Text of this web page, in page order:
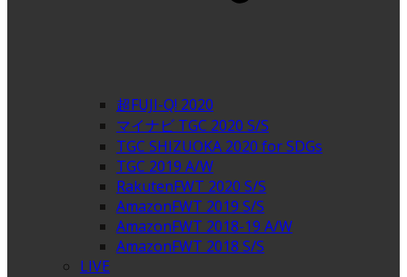
超FUJI-Q! 2020
マイナビ TGC 2020 S/S
TGC SHIZUOKA 2020 for SDGs
TGC 2019 A/W
RakutenFWT 2020 S/S
AmazonFWT 2019 S/S
AmazonFWT 2018-19 A/W
AmazonFWT 2018 S/S
LIVE